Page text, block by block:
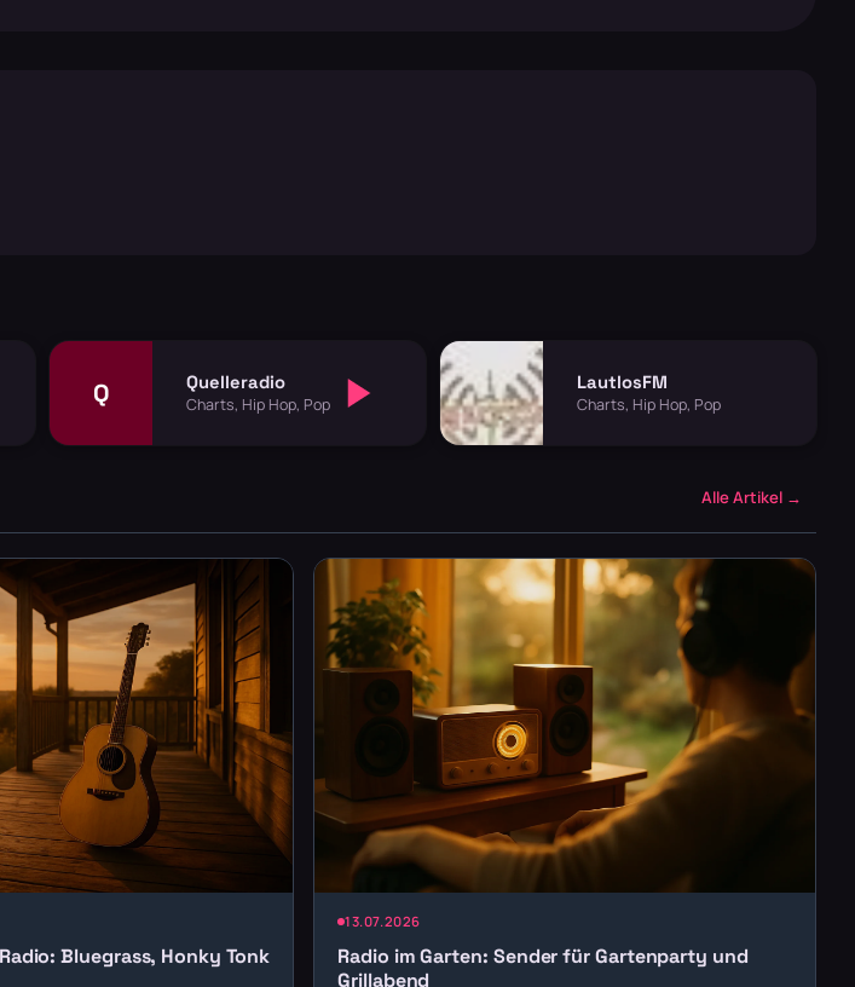
Q Quelleradio
Charts, Hip Hop, Pop
LautlosFM
Charts, Hip Hop, Pop
Alle Artikel →
Bluegrass, Honky Tonk
13.07.2026
Radio im Garten: Sender für Gartenparty und
Grillabend